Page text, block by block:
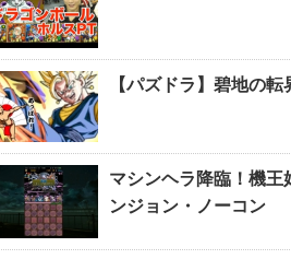
【パズドラ】碧地の
マシンヘラ降臨！機
ンジョン・ノーコン